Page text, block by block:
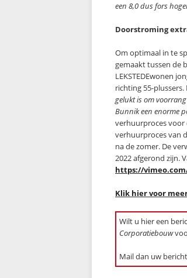
een 8,0 dus fors
Doorstroming
Om optimaal in te
gemaakt tussen de
LEKSTEDEwonen
richting 55-
gelukt is om
Bunnik een enorme
verhuurproces voor
verhuurproces van
na de zomer. De
2022 afgerond zijn.
https://vimeo.com/
Klik hier voor
Wilt u hier een
Corporatiebouw
Mail dan uw